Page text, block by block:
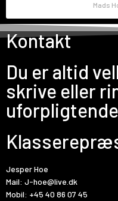
Mads
Kontakt
Du er altid
skrive eller
Jesper Hoe
Mail: J-hoe@live.dk
Mobil: +45 40 86 07 45